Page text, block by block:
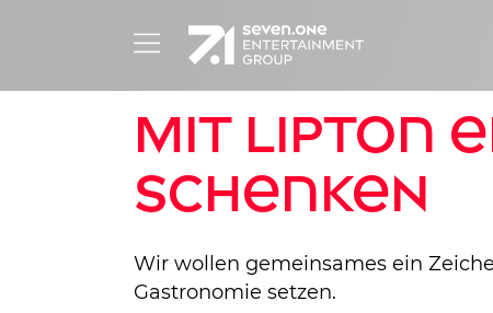
Mit Lipton
schenken
Wir wollen gemeinsames ein
Gastronomie setzen.